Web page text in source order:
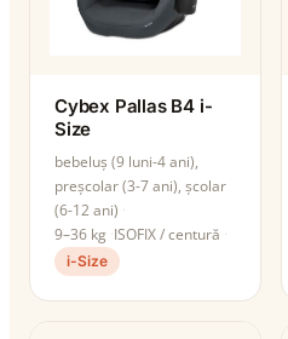
Cybex Pallas B4 i-
Size
bebeluș (9 luni-4 ani),
preșcolar (3-7 ani), școlar
(6-12 ani)
9–36 kg ISOFIX / centură
i-Size